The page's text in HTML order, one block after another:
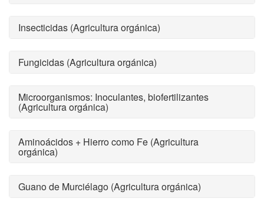
Insecticidas (Agricultura orgánica)
Fungicidas (Agricultura orgánica)
Microorganismos: Inoculantes, biofertilizantes
(Agricultura orgánica)
Aminoácidos + Hierro como Fe (Agricultura
orgánica)
Guano de Murciélago (Agricultura orgánica)